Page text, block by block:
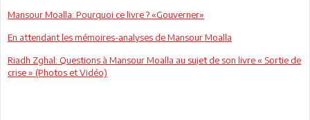
Mansour Moalla: Pourquoi ce livre ? «Gouverner»
En attendant les mémoires-analyses de Mansour Moalla
Riadh Zghal: Questions à Mansour Moalla au sujet de son livre « Sortie de
crise » (Photos et Vidéo)